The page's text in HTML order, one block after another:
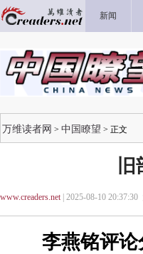
新闻
万维读者网 > 中国瞭望 > 正文
www.creaders.net| 2025-08-10 20:37:30
李燕铭评论